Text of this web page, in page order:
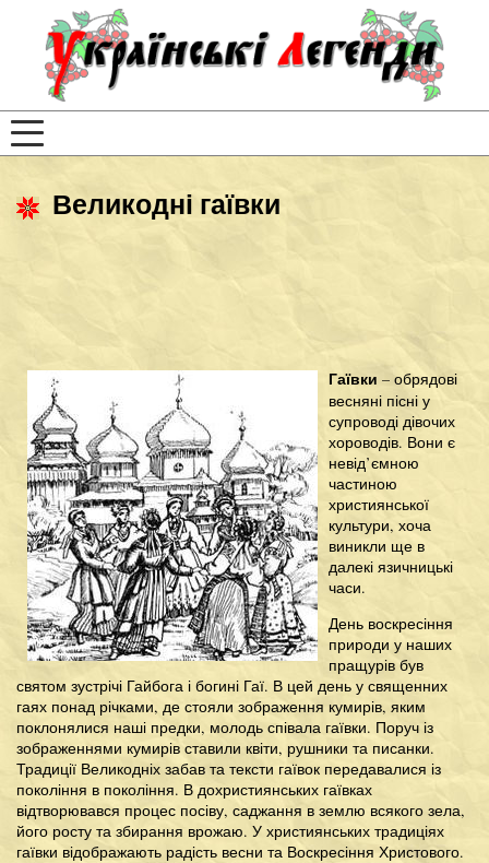
Великодні гаївки
Гаївки – обрядові
весняні пісні у
супроводі дівочих
хороводів. Вони є
невід’ємною
частиною
християнської
культури, хоча
виникли ще в
далекі язичницькі
часи.
День воскресіння
природи у наших
пращурів був
святом зустрічі Гайбога і богині Гаї. В цей день у священних
гаях понад річками, де стояли зображення кумирів, яким
поклонялися наші предки, молодь співала гаївки. Поруч із
зображеннями кумирів ставили квіти, рушники та писанки.
Традиції Великодніх забав та тексти гаївок передавалися із
покоління в покоління. В дохристиянських гаївках
відтворювався процес посіву, саджання в землю всякого зела,
його росту та збирання врожаю. У християнських традиціях
гаївки відображають радість весни та Воскресіння Христового.